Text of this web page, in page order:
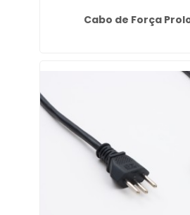
Cabo de Força